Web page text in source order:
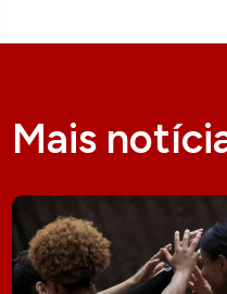
Mais